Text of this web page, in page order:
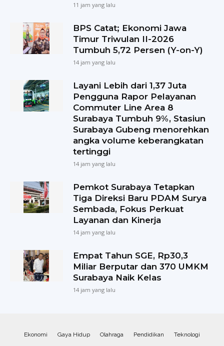
11 jam yang lalu
BPS Catat; Ekonomi Jawa
Timur Triwulan II-2026
Tumbuh 5,72 Persen (Y-on-Y)
14 jam yang lalu
Layani Lebih dari 1,37 Juta
Pengguna Rapor Pelayanan
Commuter Line Area 8
Surabaya Tumbuh 9%, Stasiun
Surabaya Gubeng menorehkan
angka volume keberangkatan
tertinggi
14 jam yang lalu
Pemkot Surabaya Tetapkan
Tiga Direksi Baru PDAM Surya
Sembada, Fokus Perkuat
Layanan dan Kinerja
14 jam yang lalu
Empat Tahun SGE, Rp30,3
Miliar Berputar dan 370 UMKM
Surabaya Naik Kelas
14 jam yang lalu
Ekonomi Gaya Hidup Olahraga Pendidikan Teknologi